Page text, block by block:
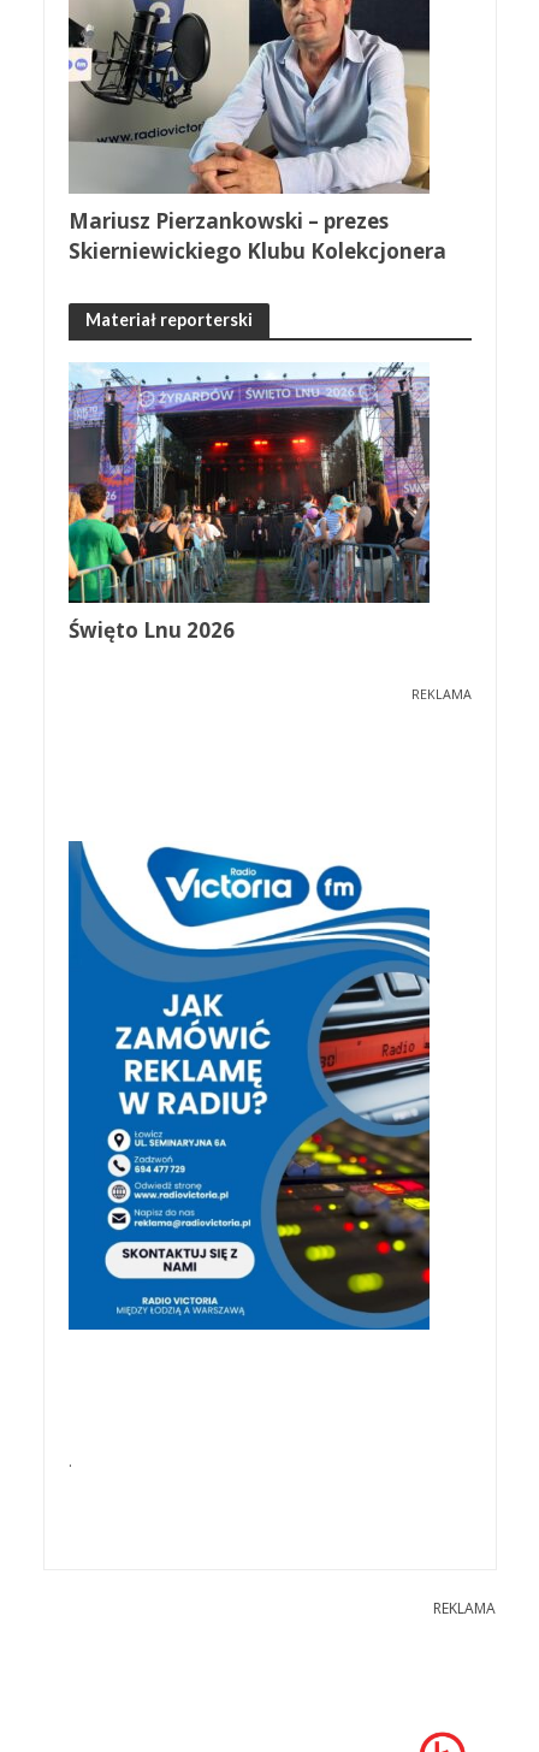
Mariusz Pierzankowski – prezes
Skierniewickiego Klubu Kolekcjonera
Materiał reporterski
Święto Lnu 2026
REKLAMA
.
REKLAMA